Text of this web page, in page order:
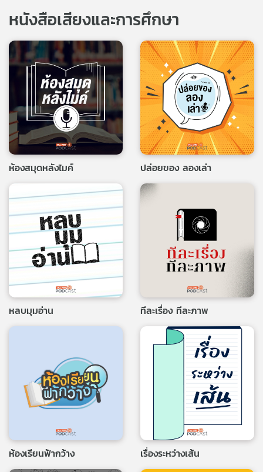
หนังสือเสียงและการศึกษา
ห้องสมุดหลังไมค์ ปล่อยของ ลองเล่า
หลบมุมอ่าน ทีละเรื่อง ทีละภาพ
ห้องเรียนฟ้ากว้าง เรื่องระหว่างเส้น